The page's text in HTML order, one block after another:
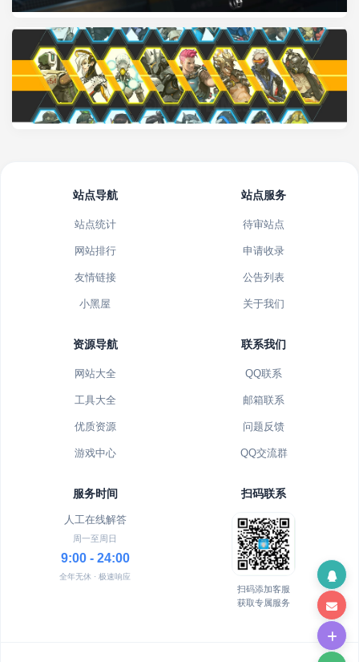
站点导航
站点统计
网站排行
友情链接
小黑屋
站点服务
待审站点
申请收录
公告列表
关于我们
资源导航
网站大全
工具大全
优质资源
游戏中心
联系我们
QQ联系
邮箱联系
问题反馈
QQ交流群
服务时间
人工在线解答
周一至周日
9:00 - 24:00
全年无休 · 极速响应
扫码联系
扫码添加客服
获取专属服务